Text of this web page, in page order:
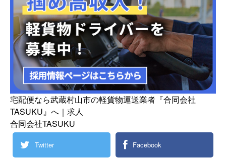
宅配便なら武蔵村山市の軽貨物運送業者『合同会社
TASUKU』へ｜求人
合同会社TASUKU
Twitter Facebook